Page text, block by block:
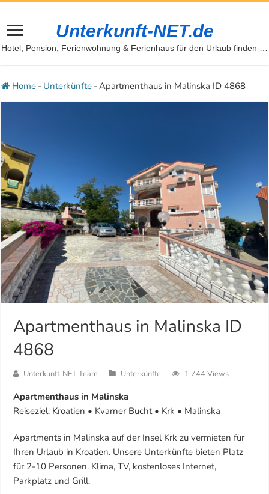
Unterkunft-NET.de
Hotel, Pension, Ferienwohnung & Ferienhaus für den Urlaub finden …
Home - Unterkünfte -Apartmenthaus in Malinska ID 4868
Apartmenthaus in Malinska ID
4868
Unterkunft-NET Team Unterkünfte 1,744 Views
Apartmenthaus in Malinska
Reiseziel: Kroatien • Kvarner Bucht • Krk • Malinska
Apartments in Malinska auf der Insel Krk zu vermieten für
Ihren Urlaub in Kroatien. Unsere Unterkünfte bieten Platz
für 2-10 Personen. Klima, TV, kostenloses Internet,
Parkplatz und Grill.